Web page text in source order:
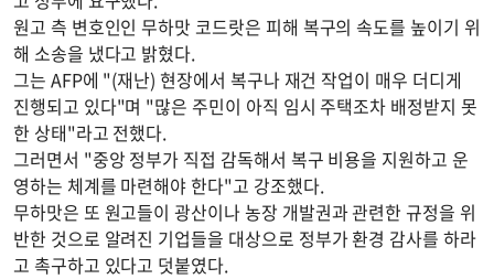
원고 측 변호인인 무하맛 코드랏은 피해 복구의 속도를 높이기 위
해 소송을 냈다고 밝혔다.
그는 AFP에 "(재난) 현장에서 복구나 재건 작업이 매우 더디게
진행되고 있다"며 "많은 주민이 아직 임시 주택조차 배정받지 못
한 상태"라고 전했다.
그러면서 "중앙 정부가 직접 감독해서 복구 비용을 지원하고 운
영하는 체계를 마련해야 한다"고 강조했다.
무하맛은 또 원고들이 광산이나 농장 개발권과 관련한 규정을 위
반한 것으로 알려진 기업들을 대상으로 정부가 환경 감사를 하라
고 촉구하고 있다고 덧붙였다.